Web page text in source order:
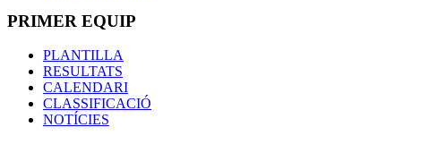
PRIMER EQUIP
PLANTILLA
RESULTATS
CALENDARI
CLASSIFICACIÓ
NOTÍCIES